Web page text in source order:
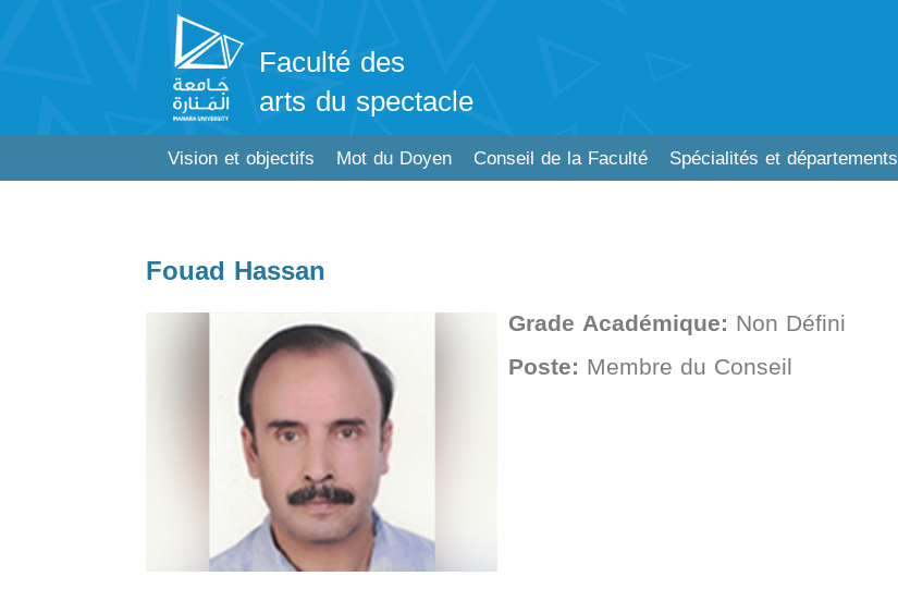
Faculté des
arts du spectacle
Vision et objectifs Mot du Doyen Conseil de la Faculté Spécialités et départements
Fouad Hassan
Grade Académique: Non Défini
Poste: Membre du Conseil